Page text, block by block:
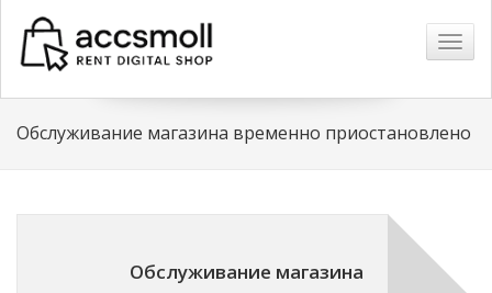
Обслуживание магазина временно приостановлено
Обслуживание магазина